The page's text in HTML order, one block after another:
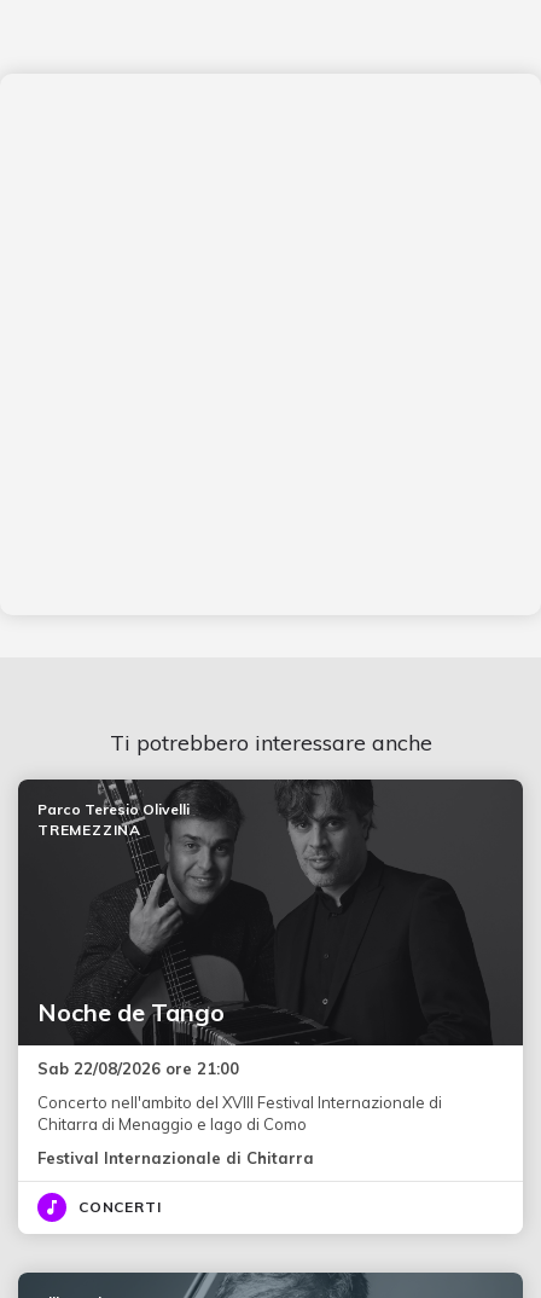
Ti potrebbero interessare anche
Noche de Tango
Parco Teresio Olivelli
TREMEZZINA
Sab 22/08/2026 ore 21:00
Concerto nell'ambito del XVIII Festival Internazionale di
Chitarra di Menaggio e lago di Como
Festival Internazionale di Chitarra
CONCERTI